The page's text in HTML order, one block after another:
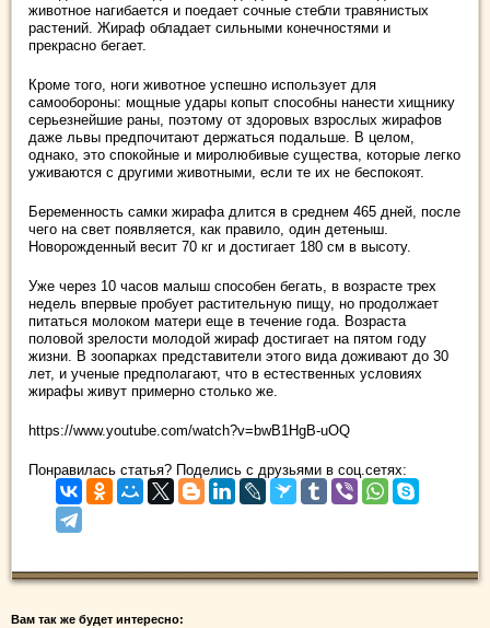
животное нагибается и поедает сочные стебли травянистых
растений. Жираф обладает сильными конечностями и
прекрасно бегает.
Кроме того, ноги животное успешно использует для
самообороны: мощные удары копыт способны нанести хищнику
серьезнейшие раны, поэтому от здоровых взрослых жирафов
даже львы предпочитают держаться подальше. В целом,
однако, это спокойные и миролюбивые существа, которые легко
уживаются с другими животными, если те их не беспокоят.
Беременность самки жирафа длится в среднем 465 дней, после
чего на свет появляется, как правило, один детеныш.
Новорожденный весит 70 кг и достигает 180 см в высоту.
Уже через 10 часов малыш способен бегать, в возрасте трех
недель впервые пробует растительную пищу, но продолжает
питаться молоком матери еще в течение года. Возраста
половой зрелости молодой жираф достигает на пятом году
жизни. В зоопарках представители этого вида доживают до 30
лет, и ученые предполагают, что в естественных условиях
жирафы живут примерно столько же.
https://www.youtube.com/watch?v=bwB1HgB-uOQ
Понравилась статья? Поделись с друзьями в соц.сетях:
Вам так же будет интересно: